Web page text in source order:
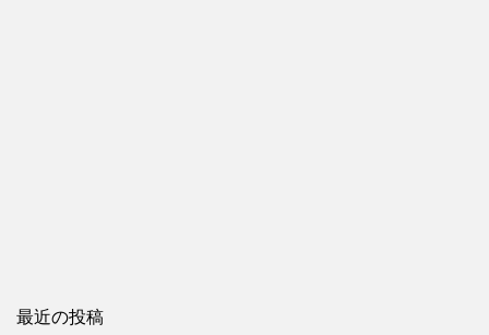
最近の投稿